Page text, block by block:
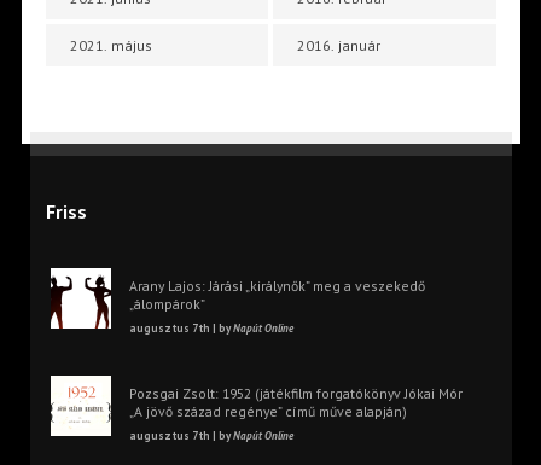
2021. május 2016. január
Friss
Arany Lajos: Járási „királynők” meg a veszekedő
„álompárok”
augusztus 7th | byNapút Online
Pozsgai Zsolt: 1952 (játékfilm forgatókönyv Jókai Mór
„A jövő század regénye” című műve alapján)
augusztus 7th | byNapút Online